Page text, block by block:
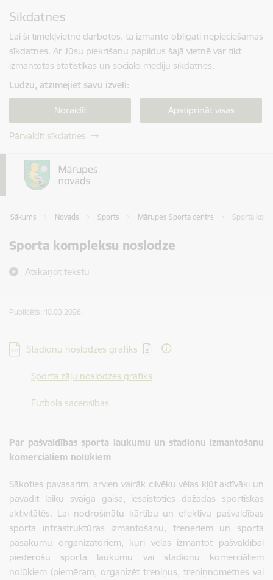
Sīkdatnes
Lai šī tīmekļvietne darbotos, tā izmanto obligāti nepieciešamās
sīkdatnes. Ar Jūsu piekrišanu papildus šajā vietnē var tikt
izmantotas statistikas un sociālo mediju sīkdatnes.
Lūdzu, atzīmējiet savu izvēli:
Noraidīt Apstiprināt visas
Pārvaldīt sīkdatnes
Sākums Novads Sports Mārupes Sporta centrs Sporta
Sporta kompleksu noslodze
Atskaņot tekstu
Publicēts: 10.03.2026.
Lejupielādēt:
Stadionu noslodzes grafiks
Sporta zāļu noslodzes grafiks
Futbola sacensības
Par pašvaldības sporta laukumu un stadionu izmantošanu
komerciāliem nolūkiem
Sākoties pavasarim, arvien vairāk cilvēku vēlas kļūt aktīvāki un
pavadīt laiku svaigā gaisā, iesaistoties dažādās sportiskās
aktivitātēs. Lai nodrošinātu kārtību un efektīvu pašvaldības
sporta infrastruktūras izmantošanu, treneriem un sporta
pasākumu organizatoriem, kuri vēlas izmantot pašvaldībai
piederošu sporta laukumu vai stadionu komerciāliem
nolūkiem (piemēram, organizēt treniņus, treniņnometnes vai